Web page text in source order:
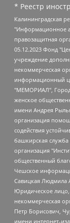
* Реестр
Калининградская региональная общественная организация "Экозащита!-Женсовет", Фонд содействия защите прав и свобод граждан "Общественный вердикт", Фонд "Институт Развития Свободы Информации", Частное учреждение "Информационное агентство МЕМО. РУ", Региональная общественная организация "Общественная комиссия по сохранению наследия академика Сахарова", Фонд поддержки свободы прессы, Санкт-Петербургская общественная правозащитная организация "Гражданский контроль", Межрегиональная общественная организация "Информационно-просветительский центр "Мемориал", Региональный Фонд "Центр Защиты Прав Средств Массовой Информации", с 05.12.2023 Фонд "Центр Защиты Прав Средств массовой информации", Региональная общественная благотворительная организация помощи беженцам и мигрантам "Гражданское содействие", Негосударственное